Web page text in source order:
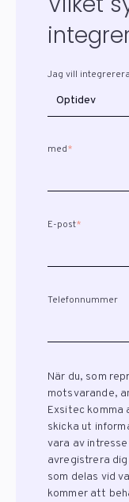
Jag vill integrerera
med*
E-post*
Telefonnummer
När du, som
motsvarande,
Exsitec
skicka ut
vara av
avregistrera
som delas vid
kommer att